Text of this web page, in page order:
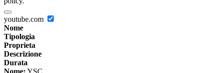
youtube.com
Nome
Tipologia
Proprieta
Descrizione
Durata